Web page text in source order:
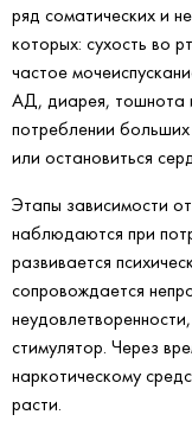
ряд соматических и
которых: сухость во
частое
АД, диарея, тошнота
потреблении больших
или остановиться
Этапы зависимости
наблюдаются при
развивается
сопровождается
стимулятор. Через
наркотическому
расти.